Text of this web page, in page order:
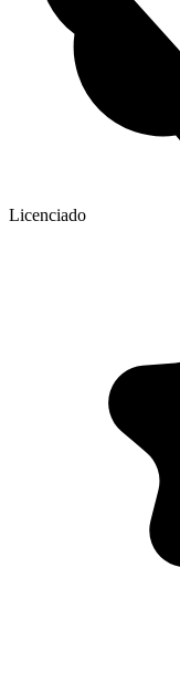
Licenciado